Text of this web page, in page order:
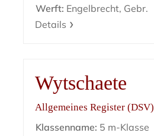
Werft: Engelbrecht, Gebr.
Details
Wytschaete
Allgemeines Register (DSV)
Klassenname: 5 m-Klasse